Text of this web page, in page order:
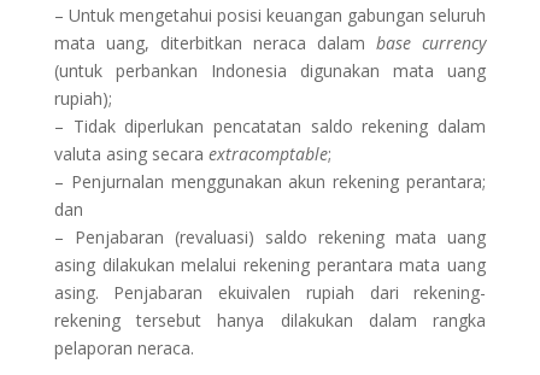
– Untuk mengetahui posisi keuangan gabungan seluruh
mata uang, diterbitkan neraca dalambase currency
(untuk perbankan Indonesia digunakan mata uang
rupiah);
– Tidak diperlukan pencatatan saldo rekening dalam
valuta asing secara extracomptable;
– Penjurnalan menggunakan akun rekening perantara;
dan
– Penjabaran (revaluasi) saldo rekening mata uang
asing dilakukan melalui rekening perantara mata uang
asing. Penjabaran ekuivalen rupiah dari rekening-
rekening tersebut hanya dilakukan dalam rangka
pelaporan neraca.